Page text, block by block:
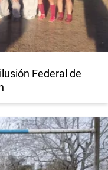
Federal de